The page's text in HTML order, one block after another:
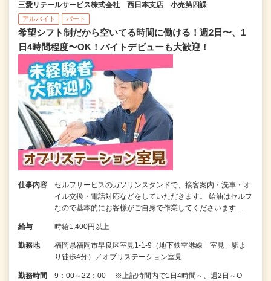
三愛リテールサービス株式会社 西日本支店 小売第四課
アルバイト パート
希望シフト制だから空いてる時間に働ける！週2日〜、1
日4時間程度〜OK！バイトデビューも大歓迎！
仕事内容
セルフサービスのガソリンスタンドで、接客案内・洗車・オ
イル交換・電話対応などをしていただきます。 給油はセルフ
なので基本的にお客様がご自身で作業してくださいます…
給与 時給1,400円以上
勤務地
福岡県福岡市早良区室見1-1-9（地下鉄空港線「室見」駅よ
り徒歩4分）／オブリステーション室見
勤務時間
9：00～22：00 ※上記時間内で1日4時間～、週2日～O